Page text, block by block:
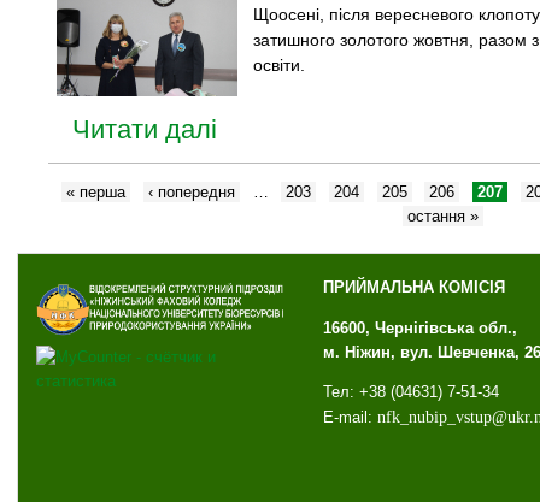
Щоосені, після вересневого
затишного золотого жовтня, разом
освіти.
Читати далі
« перша ‹ попередня 203 204 205 206 207
остання »
ПРИЙМАЛЬНА КОМІСІЯ
16600, Чернігівська обл.,
м. Ніжин, вул. Шевченка, 26
Тел: +38 (04631) 7-51-34
E-mail: nfk_ nubip_ vstup@ukr.